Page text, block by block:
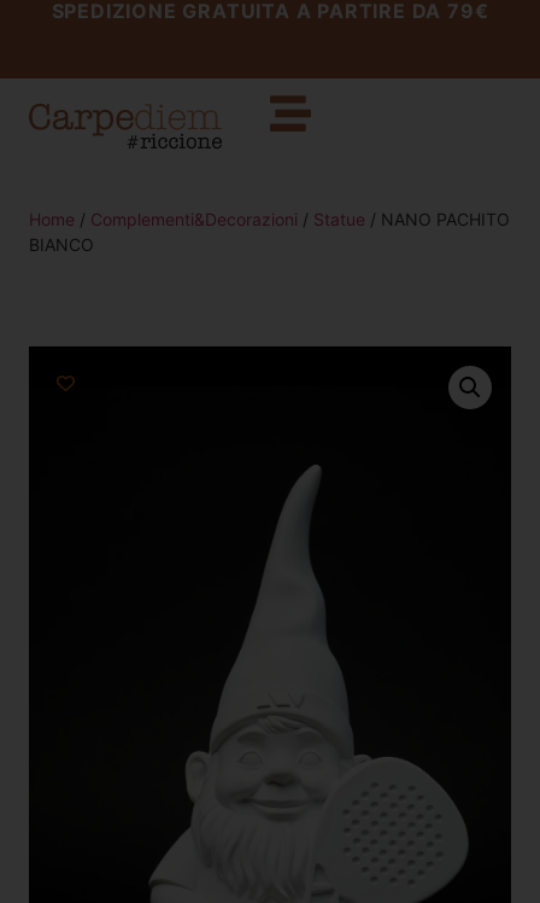
SPEDIZIONE GRATUITA A PARTIRE DA 79€
Home / Complementi&Decorazioni / Statue / NANO PACHITO
BIANCO